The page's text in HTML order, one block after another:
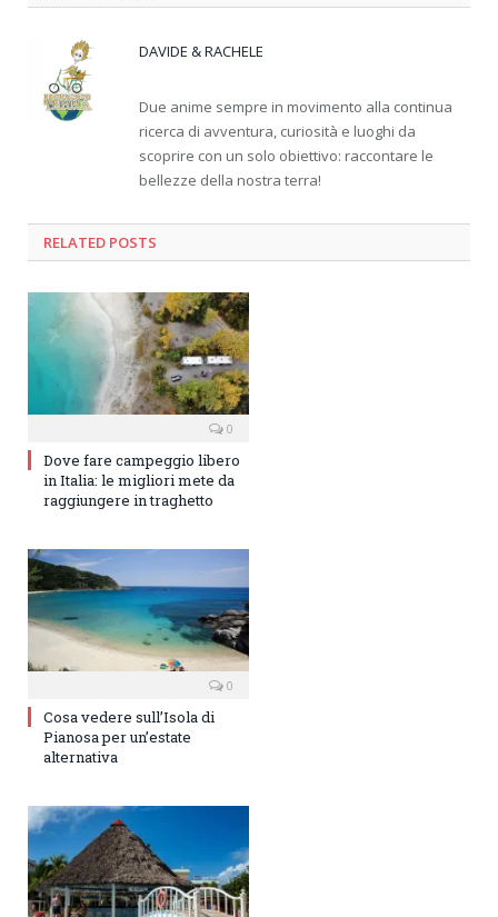
DAVIDE & RACHELE
Due anime sempre in movimento alla continua
ricerca di avventura, curiosità e luoghi da
scoprire con un solo obiettivo: raccontare le
bellezze della nostra terra!
RELATED POSTS
0
Dove fare campeggio libero
in Italia: le migliori mete da
raggiungere in traghetto
0
Cosa vedere sull’Isola di
Pianosa per un’estate
alternativa